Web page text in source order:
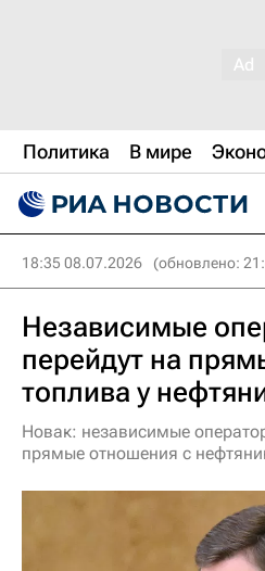
Политика В мире
18:35 08.07.2026 (обновлено:
Независимые
перейдут на
топлива у
Новак: независимые
прямые отношения с